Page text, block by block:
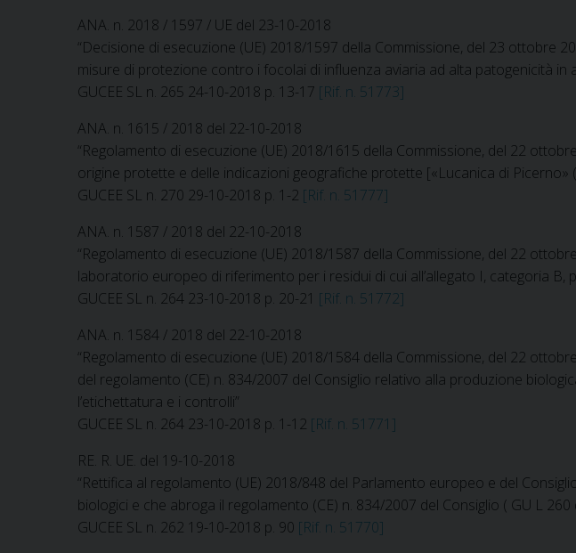
ANA. n. 2018 / 1597 / UE del 23-10-2018
“Decisione di esecuzione (UE) 2018/1597 della Commissione, del 23 ottobre
misure di protezione contro i focolai di influenza aviaria ad alta patogenicità in
GUCEE SL n. 265 24-10-2018 p. 13-17 [Rif. n. 51773]
ANA. n. 1615 / 2018 del 22-10-2018
“Regolamento di esecuzione (UE) 2018/1615 della Commissione, del 22
origine protette e delle indicazioni geografiche protette [«Lucanica di Picerno»
GUCEE SL n. 270 29-10-2018 p. 1-2 [Rif. n. 51777]
ANA. n. 1587 / 2018 del 22-10-2018
“Regolamento di esecuzione (UE) 2018/1587 della Commissione, del 22
laboratorio europeo di riferimento per i residui di cui all’allegato I, categoria B,
GUCEE SL n. 264 23-10-2018 p. 20-21 [Rif. n. 51772]
ANA. n. 1584 / 2018 del 22-10-2018
“Regolamento di esecuzione (UE) 2018/1584 della Commissione, del 22
del regolamento (CE) n. 834/2007 del Consiglio relativo alla produzione
l’etichettatura e i controlli”
GUCEE SL n. 264 23-10-2018 p. 1-12 [Rif. n. 51771]
RE. R. UE. del 19-10-2018
“Rettifica al regolamento (UE) 2018/848 del Parlamento europeo e del
biologici e che abroga il regolamento (CE) n. 834/2007 del Consiglio ( GU L 260
GUCEE SL n. 262 19-10-2018 p. 90 [Rif. n. 51770]